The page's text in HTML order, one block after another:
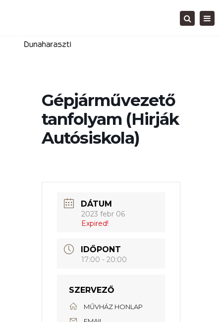
Search
Gépjárművezető
tanfolyam (Hirják
Autósiskola)
DÁTUM
2023 febr 06
Expired!
IDŐPONT
17:00 - 20:00
SZERVEZŐ
MŰVHÁZ HONLAP